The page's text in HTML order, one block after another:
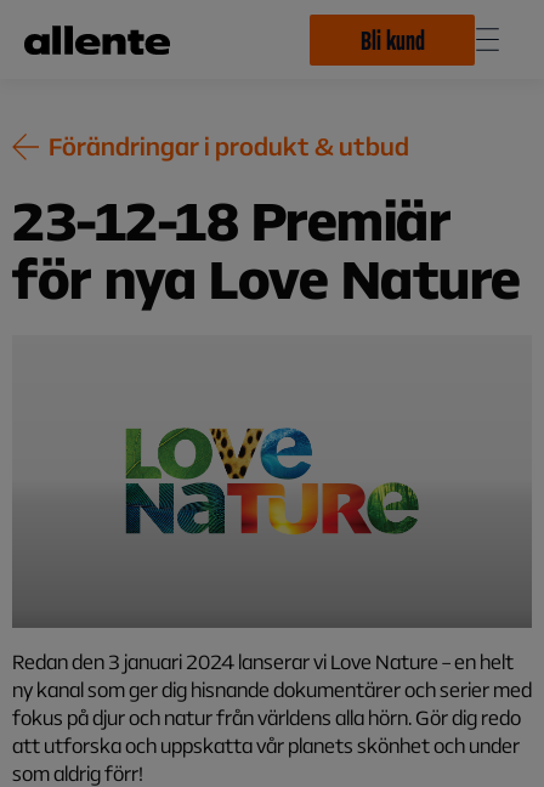
Bli kund
Förändringar i produkt & utbud
23-12-18 Premiär
för nya Love Nature
Redan den 3 januari 2024 lanserar vi Love Nature – en helt
ny kanal som ger dig hisnande dokumentärer och serier med
fokus på djur och natur från världens alla hörn. Gör dig redo
att utforska och uppskatta vår planets skönhet och under
som aldrig förr!